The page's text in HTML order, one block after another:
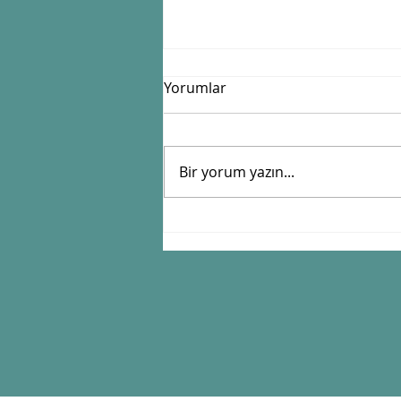
Sistem
Yorumlar
Bir yorum yazın...